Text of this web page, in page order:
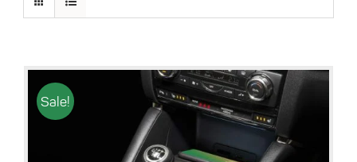
Sale!